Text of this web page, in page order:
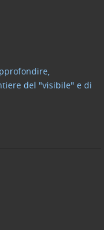
del "visibile" e di